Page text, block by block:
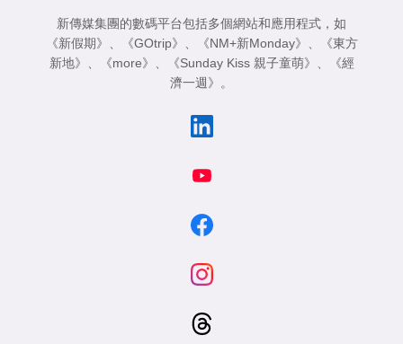
新傳媒集團的數碼平台包括多個網站和應用程式，如
《新假期》 、 《GOtrip》 、 《NM+新Monday》 、
《東方
新地》 、 《more》 、 《Sunday Kiss 親子童萌》 、
《經
濟一週》 。